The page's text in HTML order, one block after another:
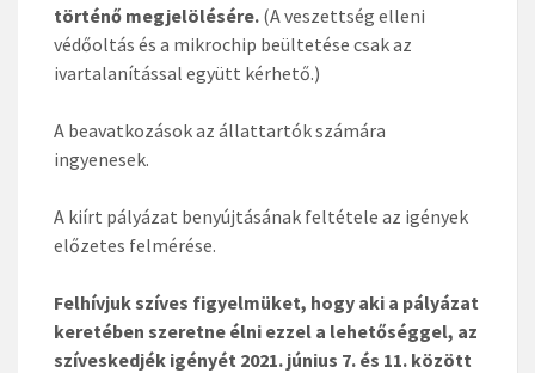
történő megjelölésére. (A veszettség elleni
védőoltás és a mikrochip beültetése csak az
ivartalanítással együtt kérhető.)
A beavatkozások az állattartók számára
ingyenesek.
A kiírt pályázat benyújtásának feltétele az igények
előzetes felmérése.
Felhívjuk szíves figyelmüket, hogy aki a pályázat
keretében szeretne élni ezzel a lehetőséggel, az
szíveskedjék igényét 2021. június 7. és 11. között